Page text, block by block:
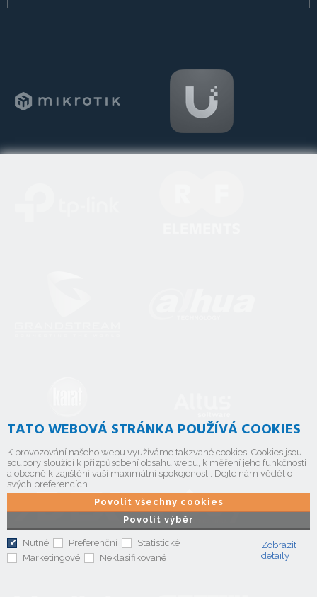
TATO WEBOVÁ STRÁNKA POUŽÍVÁ COOKIES
K provozování našeho webu využíváme takzvané cookies. Cookies jsou
soubory sloužící k přizpůsobení obsahu webu, k měření jeho funkčnosti
a obecně k zajištění vaší maximální spokojenosti. Dejte nám vědět o
svých preferencích.
Povolit výběr
Povolit všechny cookies
Nutné Preferenční
Statistické
Marketingové
Neklasifikované
Zobrazit
detaily